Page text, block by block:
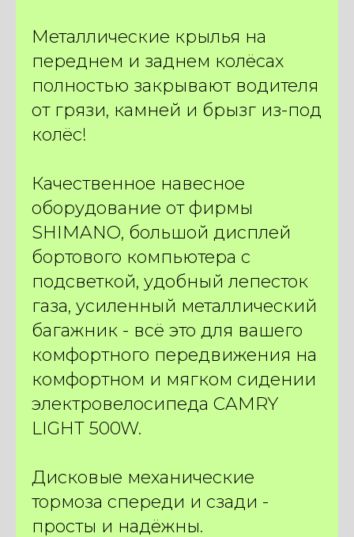
Металлические крылья на
переднем и заднем колёсах
полностью закрывают водителя
от грязи, камней и брызг из-под
колёс!
Качественное навесное
оборудование от фирмы
SHIMANO, большой дисплей
бортового компьютера с
подсветкой, удобный лепесток
газа, усиленный металлический
багажник - всё это для вашего
комфортного передвижения на
комфортном и мягком сидении
электровелосипеда CAMRY
LIGHT 500W.
Дисковые механические
тормоза спереди и сзади -
просты и надёжны.